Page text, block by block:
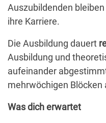
Auszubildenden
ihre Karriere.
Die Ausbildung dauert
Ausbildung und
aufeinander
mehrwöchigen Blöcken
Was dich erwartet